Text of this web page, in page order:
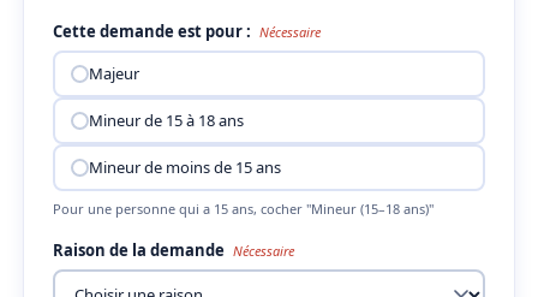
Cette demande est pour : Nécessaire
Majeur
Mineur de 15 à 18 ans
Mineur de moins de 15 ans
Pour une personne qui a 15 ans, cocher "Mineur (15–18 ans)"
Raison de la demande Nécessaire